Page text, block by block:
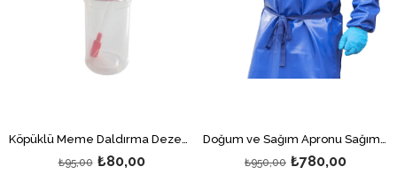
Köpüklü Meme Daldırma Dezenfektan Kabı
₺80,00
₺95,00
Doğum ve Sağım Apronu Sağımcı Yıkama Önlüğü Su Geçirmez
₺780,00
₺950,00